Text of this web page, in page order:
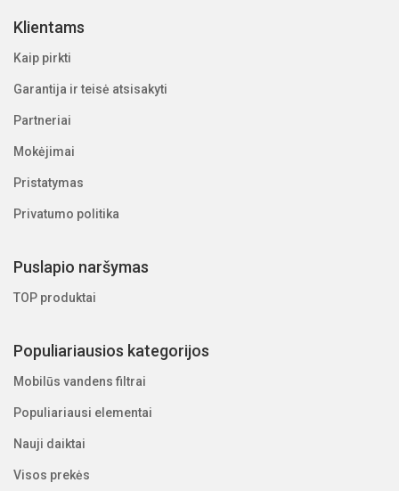
Klientams
Kaip pirkti
Garantija ir teisė atsisakyti
Partneriai
Mokėjimai
Pristatymas
Privatumo politika
Puslapio naršymas
TOP produktai
Populiariausios kategorijos
Mobilūs vandens filtrai
Populiariausi elementai
Nauji daiktai
Visos prekės